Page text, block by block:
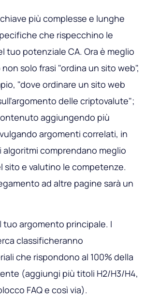
più complesse e lunghe
che rispecchino le
tuo potenziale CA. Ora è meglio
solo frasi "ordina un sito web",
"dove ordinare un sito web
delle criptovalute";
aggiungendo più
argomenti correlati, in
algoritmi comprendano meglio
sito e valutino le competenze.
ad altre pagine sarà un
tuo argomento principale. I
classificheranno
che rispondono al 100% della
(aggiungi più titoli H2/H3/H4,
FAQ e così via).